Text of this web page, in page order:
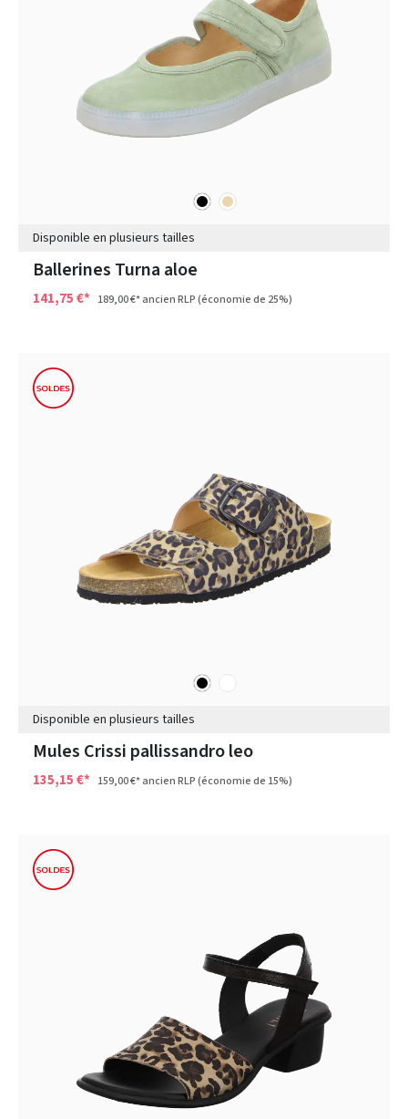
noir beige
Disponible en plusieurs tailles
Ballerines Turna aloe
141,75 €* 189,00 €*ancien RLP(économie de 25%)
noir
Disponible en plusieurs tailles
Mules Crissi pallissandro leo
135,15 €* 159,00 €*ancien RLP(économie de 15%)